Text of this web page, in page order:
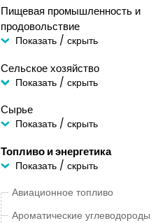
Пищевая промышленность и
продовольствие
Показать / скрыть
Сельское хозяйство
Показать / скрыть
Сырье
Показать / скрыть
Топливо и энергетика
Показать / скрыть
Авиационное топливо
Ароматические углеводороды